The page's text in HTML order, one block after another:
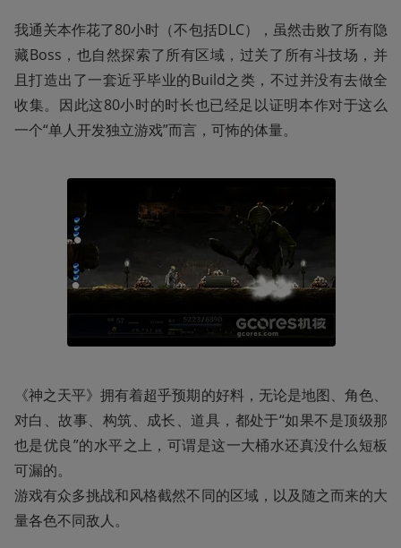
我通关本作花了80小时（不包括DLC），虽然击败了所有隐
藏Boss，也自然探索了所有区域，过关了所有斗技场，并
且打造出了一套近乎毕业的Build之类，不过并没有去做全
收集。因此这80小时的时长也已经足以证明本作对于这么
一个“单人开发独立游戏”而言，可怖的体量。
《神之天平》拥有着超乎预期的好料，无论是地图、角色、
对白、故事、构筑、成长、道具，都处于“如果不是顶级那
也是优良”的水平之上，可谓是这一大桶水还真没什么短板
可漏的。
游戏有众多挑战和风格截然不同的区域，以及随之而来的大
量各色不同敌人。